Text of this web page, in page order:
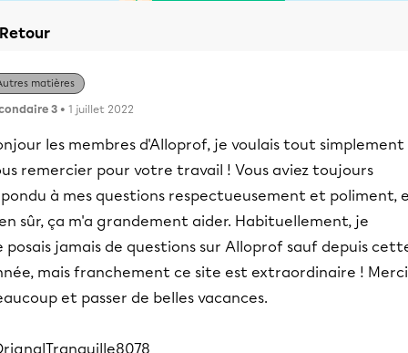
Retour
matières
3 • 1 juillet 2022
les membres d'Alloprof, je voulais tout simplement
remercier pour votre travail ! Vous aviez toujours
à mes questions respectueusement et poliment,
sûr, ça m'a grandement aider. Habituellement, je
posais jamais de questions sur Alloprof sauf depuis
mais franchement ce site est extraordinaire ! Merci
et passer de belles vacances.